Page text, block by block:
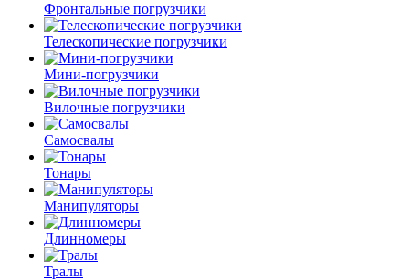
Фронтальные погрузчики
Телескопические погрузчики
Мини-погрузчики
Вилочные погрузчики
Самосвалы
Тонары
Манипуляторы
Длинномеры
Тралы